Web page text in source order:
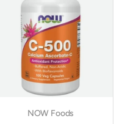
NOW Foods